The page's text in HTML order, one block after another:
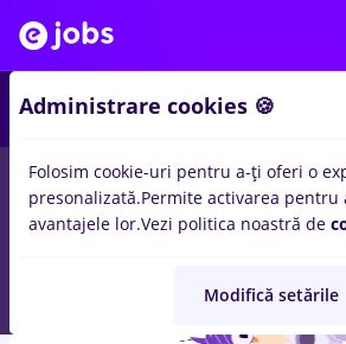
locuri de munca in Cluj-Napocapentru
/ Instalatii, Medicina / Sanatate
Administrare cookies 🍪
Folosim cookie-uri pentru a-ți oferi o
presonalizată.Permite activarea pentru
avantajele lor.Vezi politica noastră de
Modifică setările